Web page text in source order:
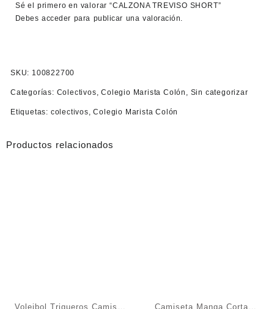
Sé el primero en valorar “CALZONA TREVISO SHORT”
Debesacceder para publicar una valoración.
SKU: 100822700
Categorías: Colectivos,Colegio Marista Colón , Sin categorizar
Etiquetas: colectivos,Colegio Marista Colón
Productos relacionados
Voleibol Trigueros Camiseta
Camiseta Manga Corta